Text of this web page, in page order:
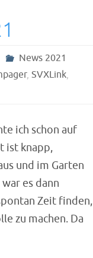
News 2021
,SVXLink,
ich schon auf
ist knapp,
und im Garten
es dann
Zeit finden,
zu machen. Da